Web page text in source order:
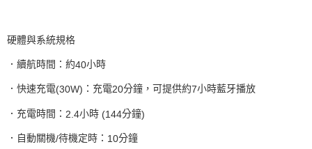
硬體與系統規格
．續航時間：約40小時
．快速充電(30W) ：充電20分鐘，可提供約7小時藍牙播放
．充電時間： 2.4小時 (144分鐘)
．自動關機/待機定時： 10分鐘